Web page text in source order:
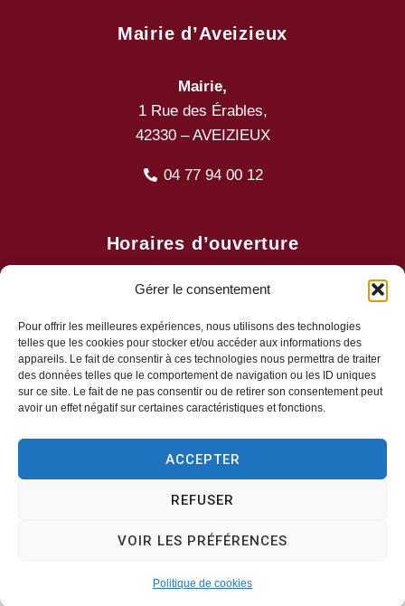
Gérer le consentement
Pour offrir les meilleures expériences, nous utilisons des technologies
telles que les cookies pour stocker et/ou accéder aux informations des
appareils. Le fait de consentir à ces technologies nous permettra de traiter
des données telles que le comportement de navigation ou les ID uniques
sur ce site. Le fait de ne pas consentir ou de retirer son consentement peut
avoir un effet négatif sur certaines caractéristiques et fonctions.
ACCEPTER
REFUSER
VOIR LES PRÉFÉRENCES
Politique de cookies
Mairie d’Aveizieux
Mairie,
1 Rue des Érables,
42330 – AVEIZIEUX
04 77 94 00 12
Horaires d’ouverture
Mardi, vendredi
8h30-13h30 & 13h30-17h00
Samedi
Fermé
Plan du site
Propulsé par Utopia
(sites internet de collectivités &